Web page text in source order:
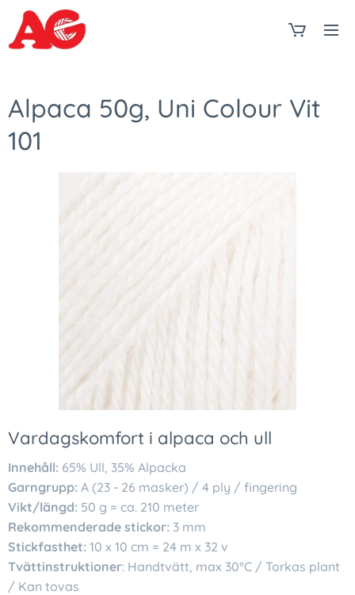
Alpaca 50g, Uni Colour Vit
101
Vardagskomfort i alpaca och ull
Innehåll: 65% Ull, 35% Alpacka
Garngrupp: A (23 - 26 masker) / 4 ply / fingering
Vikt/längd: 50 g = ca. 210 meter
Rekommenderade stickor: 3 mm
Stickfasthet: 10 x 10 cm = 24 m x 32 v
Tvättinstruktioner: Handtvätt, max 30°C / Torkas plant
/ Kan tovas